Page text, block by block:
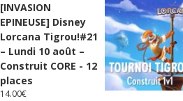
[INVASION
EPINEUSE] Disney
Lorcana Tigrou!#21
– Lundi 10 août –
Construit CORE - 12
places
14.00€